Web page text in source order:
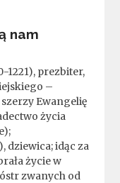
nam
1221), prezbiter,
–
Ewangelię
życia
dziewica; idąc za
życie w
zwanych od